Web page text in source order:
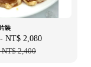
裝
- NT$ 2,080
NT$ 2,400